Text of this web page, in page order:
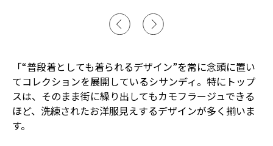
「“普段着としても着られるデザイン”を常に念頭に置い
てコレクションを展開しているシサンディ。特にトップ
スは、そのまま街に繰り出してもカモフラージュできる
ほど、洗練されたお洋服見えするデザインが多く揃いま
す。